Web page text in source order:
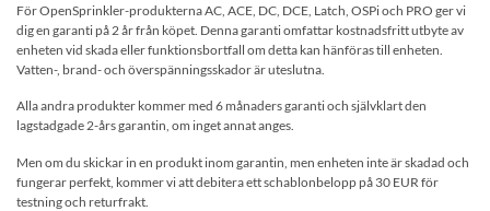
För OpenSprinkler-produkterna AC, ACE, DC, DCE, Latch, OSPi och PRO ger vi
dig en garanti på 2 år från köpet. Denna garanti omfattar kostnadsfritt utbyte av
enheten vid skada eller funktionsbortfall om detta kan hänföras till enheten.
Vatten-, brand- och överspänningsskador är uteslutna.
Alla andra produkter kommer med 6 månaders garanti och självklart den
lagstadgade 2-års garantin, om inget annat anges.
Men om du skickar in en produkt inom garantin, men enheten inte är skadad och
fungerar perfekt, kommer vi att debitera ett schablonbelopp på 30 EUR för
testning och returfrakt.